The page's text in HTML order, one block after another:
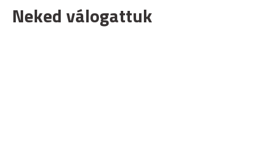
Neked válogattuk